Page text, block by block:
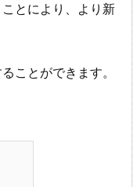
とにより、より新
ことができます。